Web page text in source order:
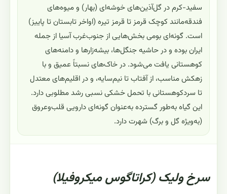
سفید-کرم در گل‌آذین‌های خوشه‌ای (بهار) و میوه‌های
فندقه‌مانند کوچک قرمز تا قرمز تیره (اواخر تابستان تا پاییز)
است. گونه‌ای بومی بخش‌هایی از جنوب‌غرب آسیا از جمله
ایران بوده و در حاشیه جنگل‌ها، بیشه‌زارها و دامنه‌های
کوهستانی یافت می‌شود. در خاک‌های نسبتاً عمیق و با
زهکش مناسب، از آفتاب تا نیم‌سایه، و در اقلیم‌های معتدل
تا سردکوهستانی با تحمل خشکی نسبی رشد مطلوبی دارد.
این گیاه به‌طور گسترده به‌عنوان گونه‌ای دارویی قلب‌وعروق
(به‌ویژه گل و برگ) شهرت دارد.
سرخ ولیک (کراتاگوس میکروفیلا)